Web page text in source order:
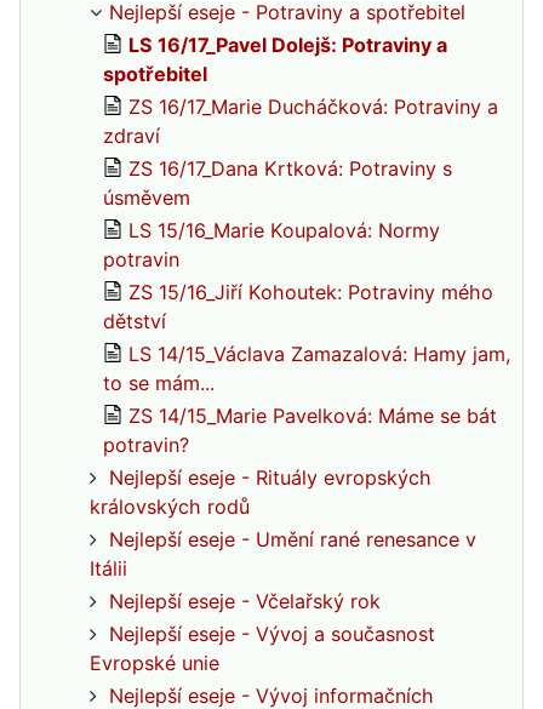
Nejlepší eseje - Potraviny a spotřebitel
LS 16/17_Pavel Dolejš: Potraviny a
spotřebitel
ZS 16/17_Marie Ducháčková: Potraviny a
zdraví
ZS 16/17_Dana Krtková: Potraviny s
úsměvem
LS 15/16_Marie Koupalová: Normy
potravin
ZS 15/16_Jiří Kohoutek: Potraviny mého
dětství
LS 14/15_Václava Zamazalová: Hamy jam,
to se mám...
ZS 14/15_Marie Pavelková: Máme se bát
potravin?
Nejlepší eseje - Rituály evropských
královských rodů
Nejlepší eseje - Umění rané renesance v
Itálii
Nejlepší eseje - Včelařský rok
Nejlepší eseje - Vývoj a současnost
Evropské unie
Nejlepší eseje - Vývoj informačních